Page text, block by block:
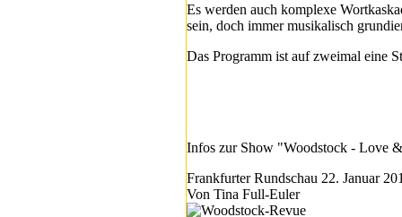
Es werden auch komplexe
sein, doch immer musikalisch
Das Programm ist auf zweimal eine
Infos zur Show "Woodstock - Love
Frankfurter Rundschau 22. Januar
Von Tina Full-Euler